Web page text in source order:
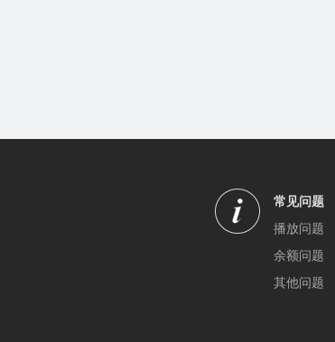
常见问题
播放问题
余额问题
其他问题